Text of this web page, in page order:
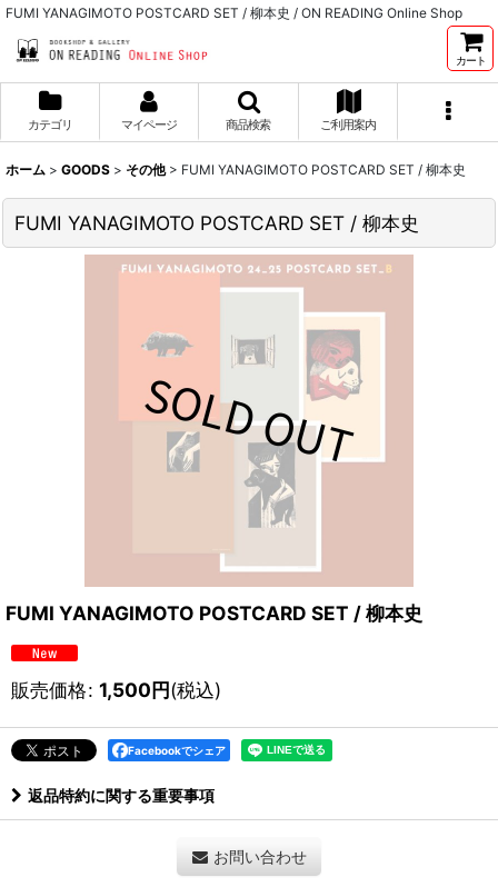
FUMI YANAGIMOTO POSTCARD SET / 柳本史 / ON READING Online Shop
カート
カテゴリ マイページ 商品検索 ご利用案内
ホーム > GOODS > その他 > FUMI YANAGIMOTO POSTCARD SET / 柳本史
FUMI YANAGIMOTO POSTCARD SET / 柳本史
FUMI YANAGIMOTO POSTCARD SET / 柳本史
販売価格: 1,500円(税込)
Facebookでシェア
返品特約に関する重要事項
お問い合わせ